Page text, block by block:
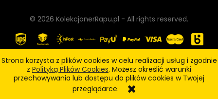
Strona korzysta z plików cookies w celu realizacji usług i zgodnie
z Polityką Plików Cookies. Możesz określić warunki
przechowywania lub dostępu do plików cookies w Twojej
przeglądarce.
© 2026 KolekcjonerRapu.pl - All rights reserved.
pokaż pełną wersję strony
Sklep internetowy Shoper.pl